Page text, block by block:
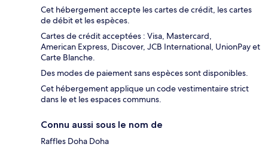
Cet hébergement accepte les cartes de crédit, les cartes
de débit et les espèces.
Cartes de crédit acceptées : Visa, Mastercard,
American Express, Discover, JCB International, UnionPay et
Carte Blanche.
Des modes de paiement sans espèces sont disponibles.
Cet hébergement applique un code vestimentaire strict
dans le et les espaces communs.
Connu aussi sous le nom de
Raffles Doha Doha